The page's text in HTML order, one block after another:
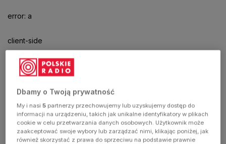
error: a
client-side
exception
has
occurred
(see the
Dbamy o Twoją prywatność
My i nasi5 partnerzy przechowujemy lub uzyskujemy dostęp do
informacji na urządzeniu, takich jak unikalne identyfikatory w plikach
cookie w celu przetwarzania danych osobowych. Użytkownik może
zaakceptować swoje wybory lub zarządzać nimi, klikając poniżej, jak
również skorzystać z prawa do sprzeciwu na podstawie prawnie